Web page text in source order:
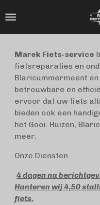
direct
naar
hoofdinhoud
Marek Fiets-service
fietsreparaties en
Blaricummermeent
betrouwbare en
ervoor dat uw fiets
bieden ook een
het Gooi. Huizen,
meer.
Onze Diensten
4 dagen na
Hanteren wij 4,50
fiets.